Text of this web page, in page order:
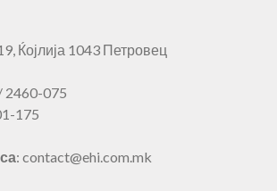
Ќојлија 1043 Петровец
2460-075
175
: contact@ehi.com.mk